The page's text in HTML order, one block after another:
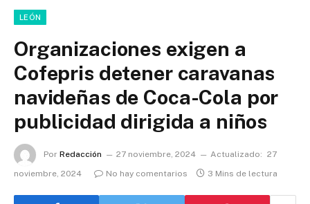
LEÓN
Organizaciones exigen a
Cofepris detener caravanas
navideñas de Coca-Cola por
publicidad dirigida a niños
Por Redacción 27 noviembre, 2024 Actualizado: 27
noviembre, 2024
No hay comentarios 3 Mins de lectura